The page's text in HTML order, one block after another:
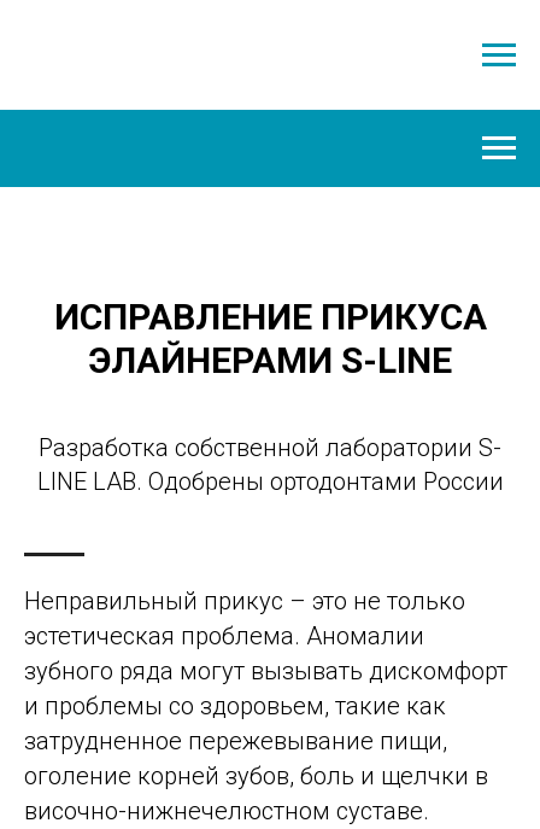
ИСПРАВЛЕНИЕ ПРИКУСА
ЭЛАЙНЕРАМИ S-LINE
Разработка собственной лаборатории S-
LINE LAB. Одобрены ортодонтами России
Неправильный прикус – это не только
эстетическая проблема. Аномалии
зубного ряда могут вызывать дискомфорт
и проблемы со здоровьем, такие как
затрудненное пережевывание пищи,
оголение корней зубов, боль и щелчки в
височно-нижнечелюстном суставе.
Рассрочка 0% на лечение в S-
Инвестируйте в здоровье без стресса для бюджета
Узнать подробнее...